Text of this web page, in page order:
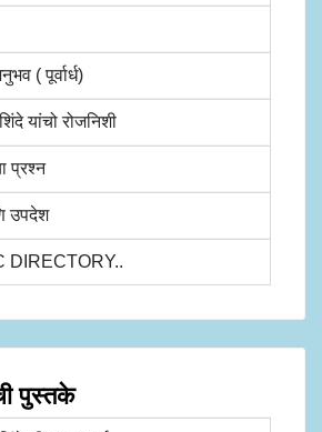
( पूर्वार्ध)
यांचो रोजनिशी
प्रश्न
उपदेश
DIRECTORY..
पुस्तके